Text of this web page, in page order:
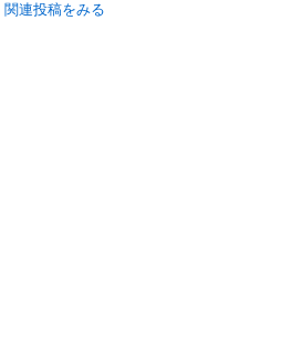
関連投稿をみる